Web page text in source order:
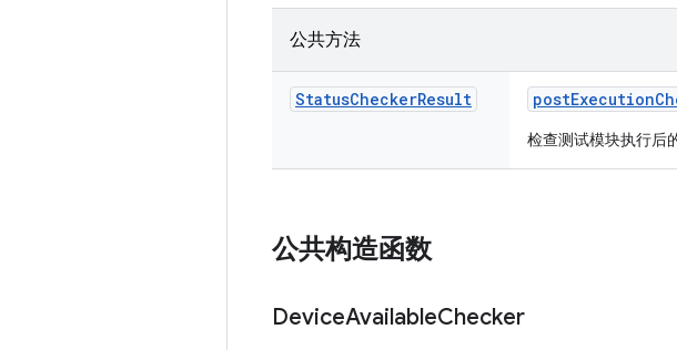
公共方法
StatusCheckerResult postExecution
检查测试模块执行后
公共构造函数
DeviceAvailableChecker